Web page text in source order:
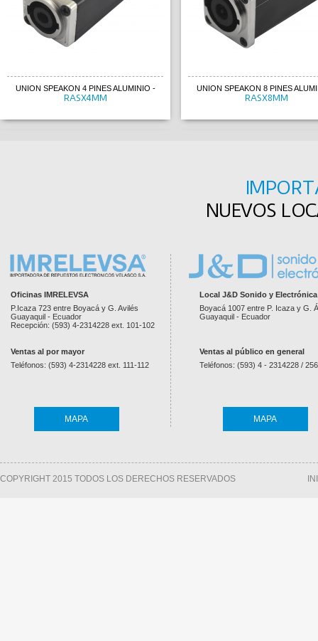
UNION SPEAKON 4 PINES ALUMINIO -
RASX4MM
UNION SPEAKON 8 PINES
RASX8MM
UNION SPEAKON 4 PINES ALUMINIO
RASX4MM
UNION SPEAKON 8 PINES
RASX8MM
NUEVOS
Oficinas IMRELEVSA
P.Icaza 723 entre Boyacá y G. Avilés
Guayaquil - Ecuador
Recepción: (593) 4-2314228 ext. 101-102
Ventas al por mayor
Teléfonos: (593) 4-2314228 ext. 111-112
MAPA
Local J&D Sonido y Electrónica
Boyacá 1007 entre P. Icaza y G.
Guayaquil - Ecuador
Ventas al público en general
Teléfonos: (593) 4 - 2314228 /
MAPA
COPYRIGHT 2015 TODOS LOS DERECHOS RESERVADOS